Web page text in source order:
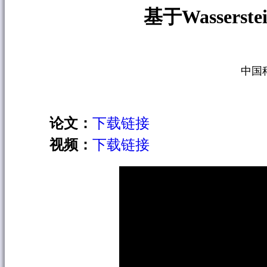
基于
中国
论文： 下载链接
视频： 下载链接